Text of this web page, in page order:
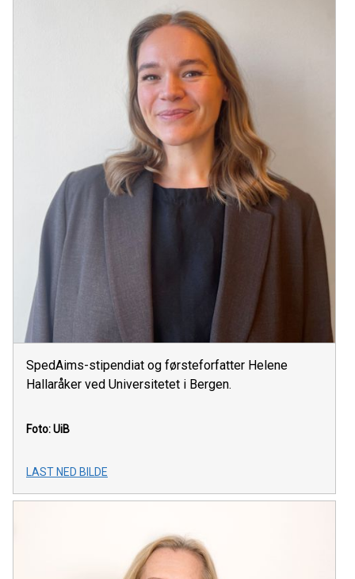
SpedAims-stipendiat og førsteforfatter Helene
Hallaråker ved Universitetet i Bergen.
Foto: UiB
LAST NED BILDE